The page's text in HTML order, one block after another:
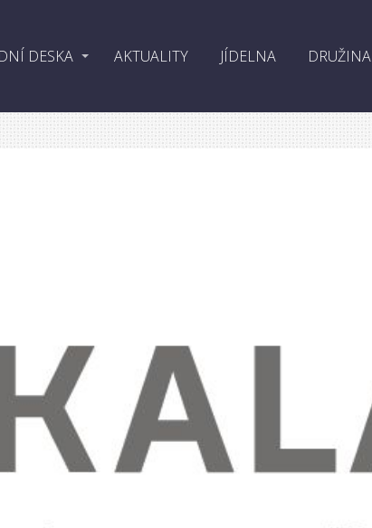
DESKA AKTUALITY JÍDELNA DRUŽINA